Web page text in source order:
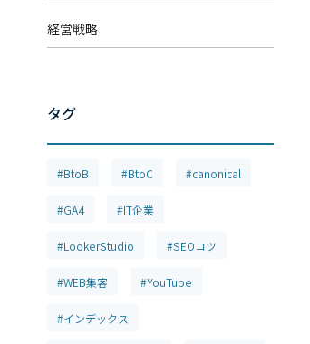
経営戦略
タグ
#BtoB #BtoC #canonical
#GA4 #IT企業
#LookerStudio #SEOコツ
#WEB集客 #YouTube
#インデックス